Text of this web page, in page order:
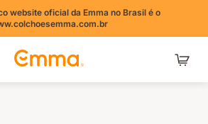
website oficial da Emma no Brasil é o